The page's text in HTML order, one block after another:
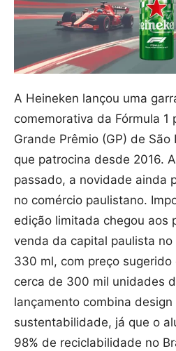
A Heineken lançou uma
comemorativa da Fórmula 1
Grande Prêmio (GP) de
que patrocina desde 2016.
passado, a novidade ainda
no comércio paulistano.
edição limitada chegou aos
venda da capital paulista
330 ml, com preço sugerido
cerca de 300 mil unidades
lançamento combina design
sustentabilidade, já que o
98% de reciclabilidade no